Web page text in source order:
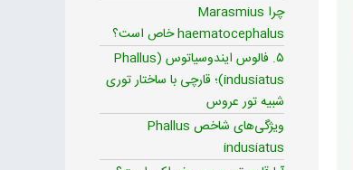
چرا Marasmius
haematocephalus خاص است؟
۵. فالوس ایندوسیاتوس (Phallus
indusiatus)؛ قارچی با ساختار توری
شبیه تور عروس
ویژگی‌های شاخص Phallus
indusiatus